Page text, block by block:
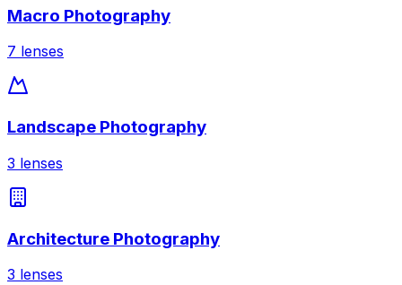
Macro Photography
7 lenses
Landscape Photography
3 lenses
Architecture Photography
3 lenses